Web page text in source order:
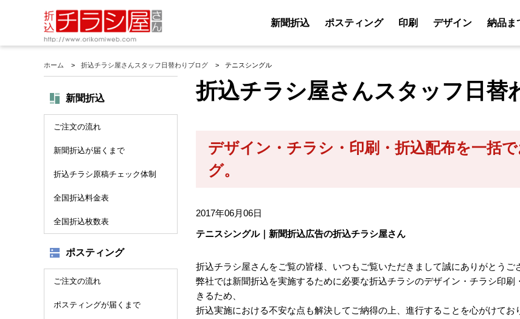
新聞折込 ポスティング 印刷 デザイン 納品ま
ホーム 折込チラシ屋さんスタッフ日替わりブログ テニスシングル
折込チラシ屋さんスタッフ日替
デザイン・チラシ・印刷・折込配布を一括
グ。
2017年06月06日
テニスシングル｜新聞折込広告の折込チラシ屋さん
折込チラシ屋さんをご覧の皆様、いつもご覧いただきまして誠にありがとうご
弊社では新聞折込を実施するために必要な折込チラシのデザイン・チラシ印
きるため、
折込実施における不安な点も解決してご納得の上、進行することを心がけてお
新聞折込
ご注文の流れ
新聞折込が届くまで
折込チラシ原稿チェック体制
全国折込料金表
全国折込枚数表
ポスティング
ご注文の流れ
ポスティングが届くまで